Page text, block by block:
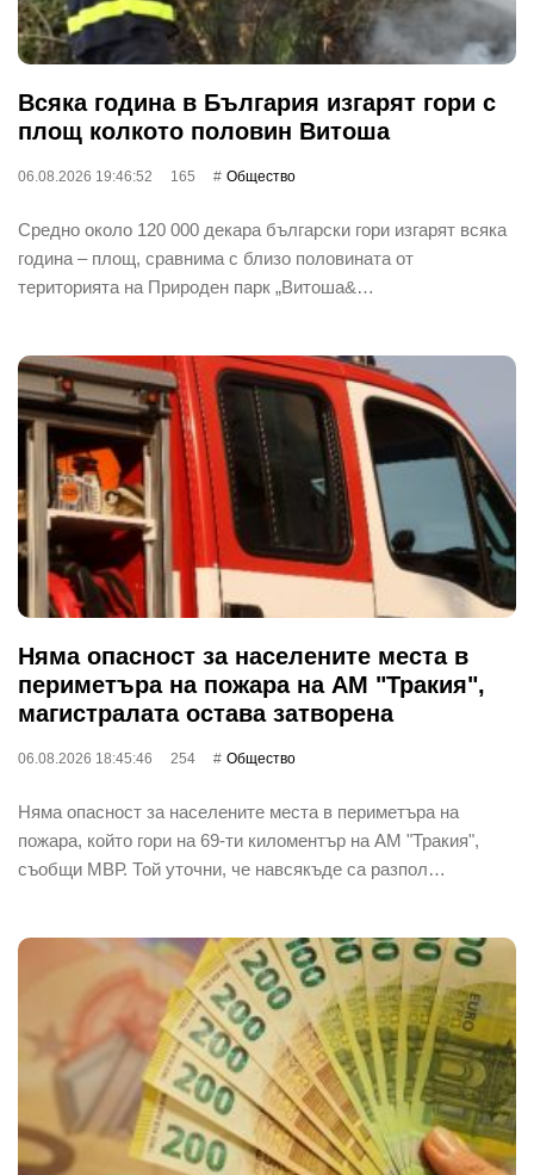
Всяка година в България изгарят гори с
площ колкото половин Витоша
06.08.2026 19:46:52 165 Общество
Средно около 120 000 декара български гори изгарят всяка
година – площ, сравнима с близо половината от
територията на Природен парк „Витоша&…
Няма опасност за населените места в
периметъра на пожара на АМ "Тракия",
магистралата остава затворена
06.08.2026 18:45:46 254 Общество
Няма опасност за населените места в периметъра на
пожара, който гори на 69-ти киломентър на АМ "Тракия",
съобщи МВР. Той уточни, че навсякъде са разпол…